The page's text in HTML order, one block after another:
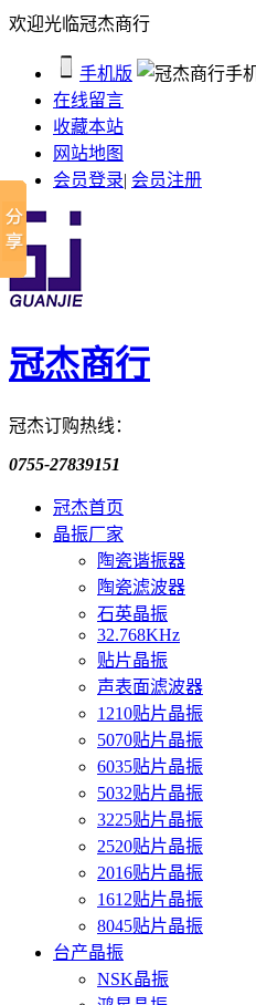
欢迎光临冠杰商行
手机版
在线留言
收藏本站
网站地图
会员登录| 会员注册
冠杰商行
冠杰订购热线：
0755-27839151
冠杰首页
晶振厂家
陶瓷谐振器
陶瓷滤波器
石英晶振
32.768KHz
贴片晶振
声表面滤波器
1210贴片晶振
5070贴片晶振
6035贴片晶振
5032贴片晶振
3225贴片晶振
2520贴片晶振
2016贴片晶振
1612贴片晶振
8045贴片晶振
台产晶振
NSK晶振